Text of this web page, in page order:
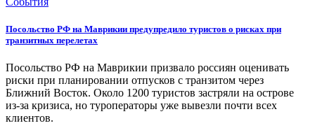
Посольство РФ на Маврикии предупредило туристов о рисках при
транзитных перелетах
Посольство РФ на Маврикии призвало россиян оценивать
риски при планировании отпусков с транзитом через
Ближний Восток. Около 1200 туристов застряли на острове
из-за кризиса, но туроператоры уже вывезли почти всех
клиентов.